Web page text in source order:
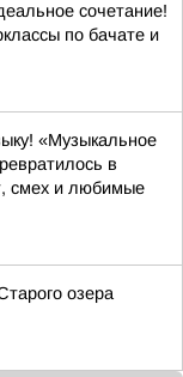
сочетание!
по бачате и
«Музыкальное
в
смех и любимые
озера